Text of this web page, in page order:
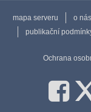
mapa serveru o nás
publikační
Ochrana